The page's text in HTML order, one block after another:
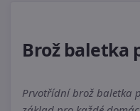
Brož baletka
Prvotřídní brož baletka